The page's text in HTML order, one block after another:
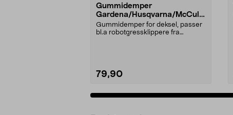
Gummidemper
Gardena/Husqvarna/McCullo
ch/Flymo
Gummidemper for deksel, passer
bl.a robotgressklippere fra
79,90